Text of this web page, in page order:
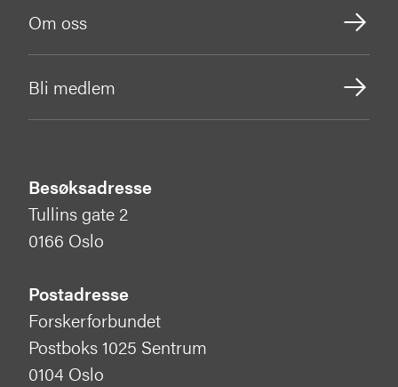
Om oss
Bli medlem
Besøksadresse
Tullins gate 2
0166 Oslo
Postadresse
Forskerforbundet
Postboks 1025 Sentrum
0104 Oslo